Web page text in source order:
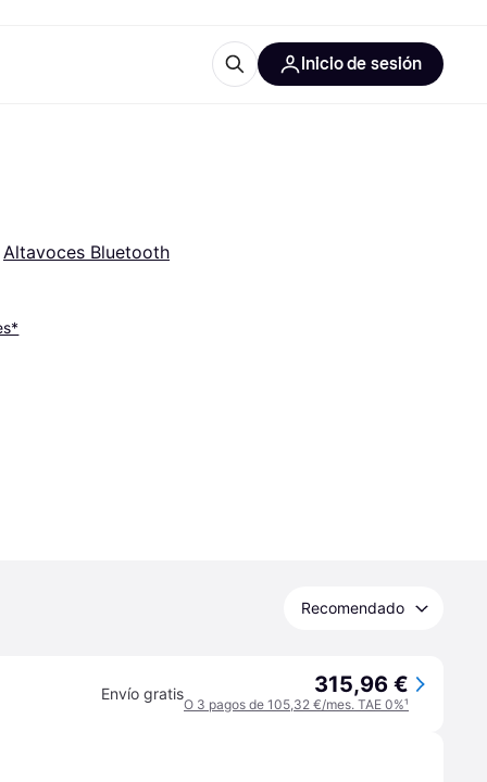
categorías
Inicio de sesión
Altavoces Bluetooth
Recomendado
Envío gratis 315,96 €
O 3 pagos de 105,32 €/mes. TAE 0%¹